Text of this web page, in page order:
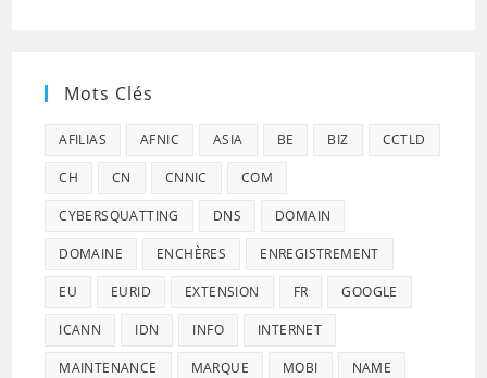
Mots Clés
AFILIAS AFNIC ASIA BE BIZ CCTLD
CH CN CNNIC COM
CYBERSQUATTING DNS DOMAIN
DOMAINE ENCHÈRES ENREGISTREMENT
EU EURID EXTENSION FR GOOGLE
ICANN IDN INFO INTERNET
MAINTENANCE MARQUE MOBI NAME